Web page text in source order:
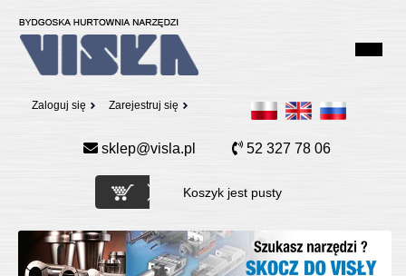
Zarejestruj się
Zaloguj się
sklep@visla.pl 52 327 78 06
Koszyk jest pusty